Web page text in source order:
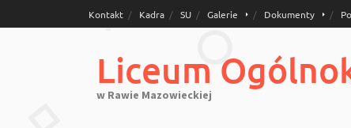
to
Kontakt Kadra SU Galerie Dokumenty
Liceum
w Rawie Mazowieckiej